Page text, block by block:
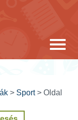
> Sport> Oldal